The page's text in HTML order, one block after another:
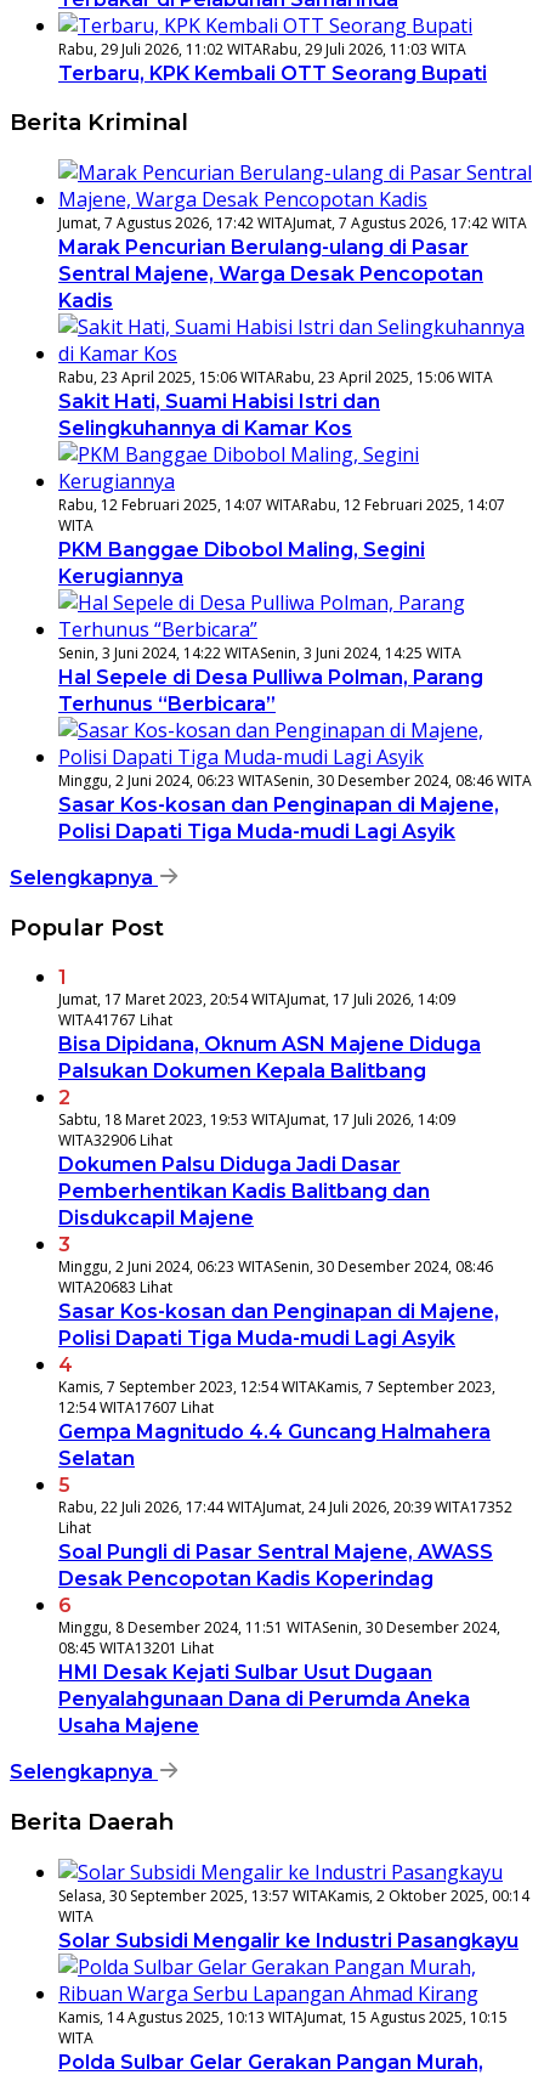
Rabu, 29 Juli 2026, 11:02 WITARabu, 29 Juli 2026, 11:03 WITA
Terbaru, KPK Kembali OTT Seorang Bupati
Berita Kriminal
Jumat, 7 Agustus 2026, 17:42 WITAJumat, 7 Agustus 2026, 17:42 WITA
Marak Pencurian Berulang-ulang di Pasar
Sentral Majene, Warga Desak Pencopotan
Kadis
Rabu, 23 April 2025, 15:06 WITARabu, 23 April 2025, 15:06 WITA
Sakit Hati, Suami Habisi Istri dan
Selingkuhannya di Kamar Kos
Rabu, 12 Februari 2025, 14:07 WITARabu, 12 Februari 2025, 14:07
WITA
PKM Banggae Dibobol Maling, Segini
Kerugiannya
Senin, 3 Juni 2024, 14:22 WITASenin, 3 Juni 2024, 14:25 WITA
Hal Sepele di Desa Pulliwa Polman, Parang
Terhunus “Berbicara”
Minggu, 2 Juni 2024, 06:23 WITASenin, 30 Desember 2024, 08:46 WITA
Sasar Kos-kosan dan Penginapan di Majene,
Polisi Dapati Tiga Muda-mudi Lagi Asyik
Selengkapnya
Popular Post
1
Jumat, 17 Maret 2023, 20:54 WITAJumat, 17 Juli 2026, 14:09
WITA41767 Lihat
Bisa Dipidana, Oknum ASN Majene Diduga
Palsukan Dokumen Kepala Balitbang
2
Sabtu, 18 Maret 2023, 19:53 WITAJumat, 17 Juli 2026, 14:09
WITA32906 Lihat
Dokumen Palsu Diduga Jadi Dasar
Pemberhentikan Kadis Balitbang dan
Disdukcapil Majene
3
Minggu, 2 Juni 2024, 06:23 WITASenin, 30 Desember 2024, 08:46
WITA20683 Lihat
Sasar Kos-kosan dan Penginapan di Majene,
Polisi Dapati Tiga Muda-mudi Lagi Asyik
4
Kamis, 7 September 2023, 12:54 WITAKamis, 7 September 2023,
12:54 WITA17607 Lihat
Gempa Magnitudo 4.4 Guncang Halmahera
Selatan
5
Rabu, 22 Juli 2026, 17:44 WITAJumat, 24 Juli 2026, 20:39 WITA17352
Lihat
Soal Pungli di Pasar Sentral Majene, AWASS
Desak Pencopotan Kadis Koperindag
6
Minggu, 8 Desember 2024, 11:51 WITASenin, 30 Desember 2024,
08:45 WITA13201 Lihat
HMI Desak Kejati Sulbar Usut Dugaan
Penyalahgunaan Dana di Perumda Aneka
Usaha Majene
Selengkapnya
Berita Daerah
Selasa, 30 September 2025, 13:57 WITAKamis, 2 Oktober 2025, 00:14
WITA
Solar Subsidi Mengalir ke Industri Pasangkayu
Kamis, 14 Agustus 2025, 10:13 WITAJumat, 15 Agustus 2025, 10:15
WITA
Polda Sulbar Gelar Gerakan Pangan Murah,